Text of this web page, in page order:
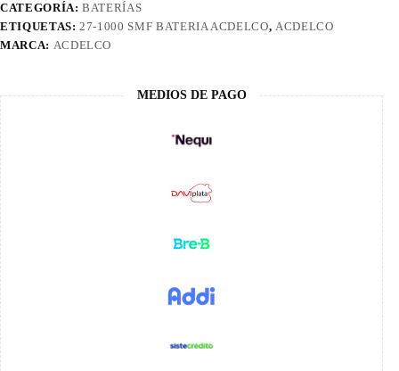
CATEGORÍA:BATERÍAS
ETIQUETAS:27-1000 SMF BATERIA ACDELCO,ACDELCO
MARCA: ACDELCO
MEDIOS DE PAGO